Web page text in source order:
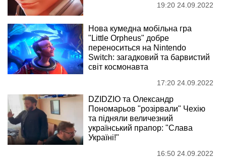
19:20 24.09.2022
Нова кумедна мобільна гра
"Little Orpheus" добре
переноситься на Nintendo
Switch: загадковий та барвистий
світ космонавта
17:20 24.09.2022
DZIDZIO та Олександр
Пономарьов "розірвали" Чехію
та підняли величезний
український прапор: "Слава
Україні!"
16:50 24.09.2022